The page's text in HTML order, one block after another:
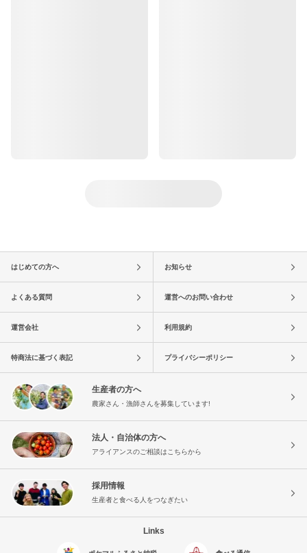
はじめての方へ お知らせ
よくある質問 運営へのお問い合わせ
運営会社 利用規約
特商法に基づく表記 プライバシーポリシー
生産者の方へ
農家さん・漁師さんを募集しています!
法人・自治体の方へ
アライアンスのご相談はこちらから
採用情報
生産者と食べる人をつなぎたい
Links